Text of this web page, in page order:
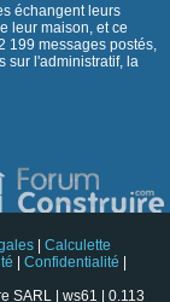
échangent leurs
leur maison, et ce
199 messages postés,
sur l'administratif, la
Calculette
Confidentialité
SARL | ws61 | 0.113